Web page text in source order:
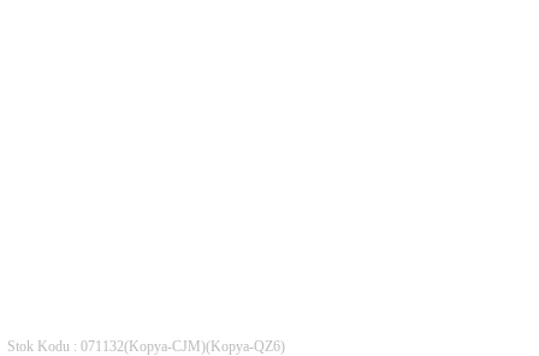
Stok Kodu : 071132(Kopya-CJM)(Kopya-QZ6)